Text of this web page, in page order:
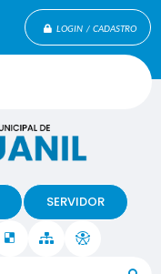
LOGIN / CADASTRO
SERVIDOR